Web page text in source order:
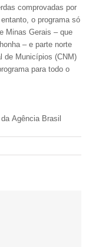
comprovadas por
o programa só
Minas Gerais – que
– e parte norte
de Municípios (CNM)
para todo o
daAgência Brasil